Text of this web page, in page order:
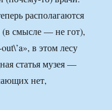
располагаются
смысле — не гот),
в этом лесу
статья музея —
нет,